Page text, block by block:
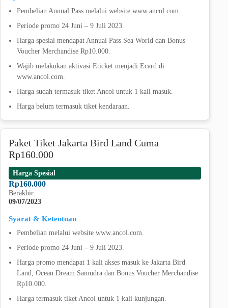
Pembelian Annual Pass melalui website www.ancol.com.
Periode promo 24 Juni – 9 Juli 2023.
Harga spesial mendapat Annual Pass Sea World dan Bonus
Voucher Merchandise Rp10.000.
Wajib melakukan aktivasi Eticket menjadi Ecard di
www.ancol.com.
Harga sudah termasuk tiket Ancol untuk 1 kali masuk.
Harga belum termasuk tiket kendaraan.
Paket Tiket Jakarta Bird Land Cuma
Rp160.000
Harga Spesial
Rp160.000
Berakhir:
09/07/2023
Syarat & Ketentuan
Pembelian melalui website www.ancol.com.
Periode promo 24 Juni – 9 Juli 2023.
Harga promo mendapat 1 kali akses masuk ke Jakarta Bird
Land, Ocean Dream Samudra dan Bonus Voucher Merchandise
Rp10.000.
Harga termasuk tiket Ancol untuk 1 kali kunjungan.